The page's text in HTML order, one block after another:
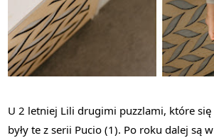
U 2 letniej Lili drugimi puzzlami, które się
były te z serii Pucio (1). Po roku dalej są